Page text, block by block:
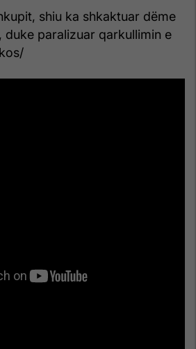
shiu ka shkaktuar dëme
duke paralizuar qarkullimin e